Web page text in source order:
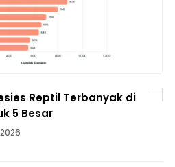
Reptil Terbanyak di
5 Besar